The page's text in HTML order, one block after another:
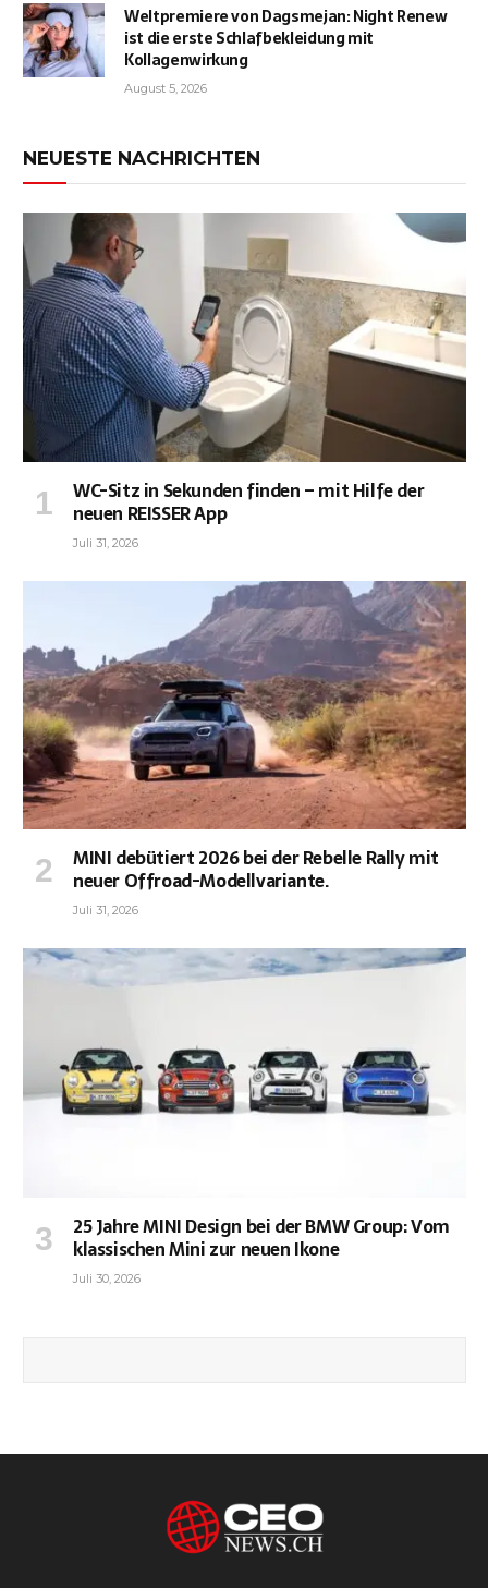
Weltpremiere von Dagsmejan: Night Renew
ist die erste Schlafbekleidung mit
Kollagenwirkung
August 5, 2026
NEUESTE NACHRICHTEN
WC-Sitz in Sekunden finden – mit Hilfe der
neuen REISSER App
Juli 31, 2026
MINI debütiert 2026 bei der Rebelle Rally mit
neuer Offroad-Modellvariante.
Juli 31, 2026
25 Jahre MINI Design bei der BMW Group: Vom
klassischen Mini zur neuen Ikone
Juli 30, 2026